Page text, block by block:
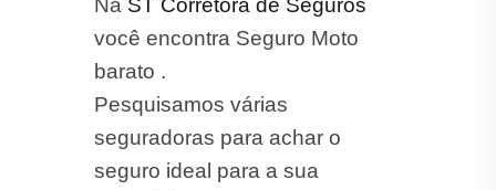
você encontra Seguro Moto
barato .
Pesquisamos várias
seguradoras para achar o
seguro ideal para a sua